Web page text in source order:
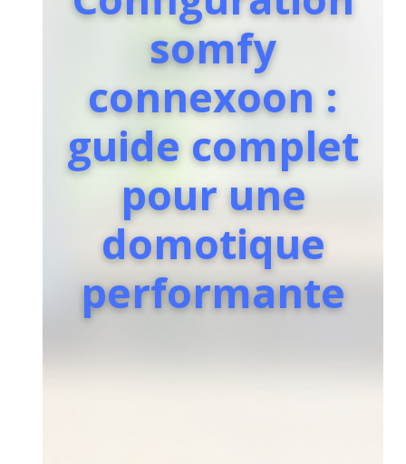
somfy
connexoon :
guide complet
pour une
domotique
performante